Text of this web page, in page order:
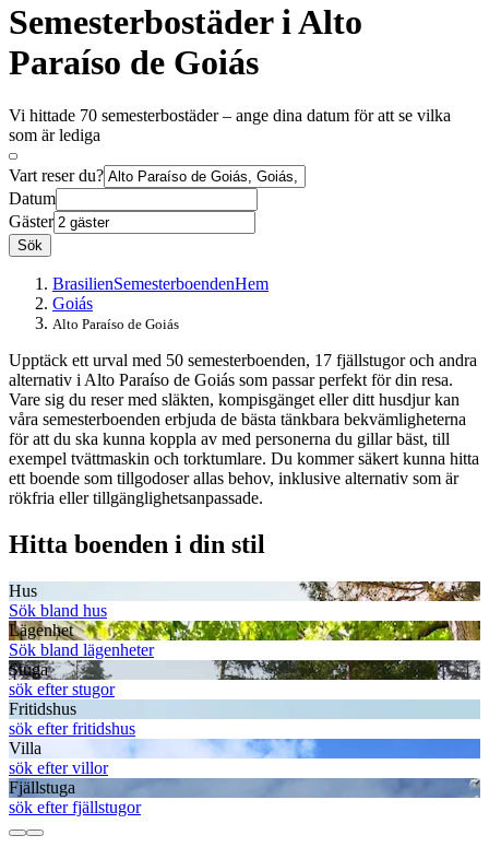
Semesterbostäder i Alto
Paraíso de Goiás
Vi hittade 70 semesterbostäder – ange dina datum för att se vilka
som är lediga
Vart reser du?
Datum
Gäster
Sök
BrasilienSemesterboendenHem
Goiás
Alto Paraíso de Goiás
Upptäck ett urval med 50 semesterboenden, 17 fjällstugor och andra
alternativ i Alto Paraíso de Goiás som passar perfekt för din resa.
Vare sig du reser med släkten, kompisgänget eller ditt husdjur kan
våra semesterboenden erbjuda de bästa tänkbara bekvämligheterna
för att du ska kunna koppla av med personerna du gillar bäst, till
exempel tvättmaskin och torktumlare. Du kommer säkert kunna hitta
ett boende som tillgodoser allas behov, inklusive alternativ som är
rökfria eller tillgänglighetsanpassade.
Hitta boenden i din stil
Hus
Sök bland hus
Lägenhet
Sök bland lägenheter
Stuga
sök efter stugor
Fritidshus
sök efter fritidshus
Villa
sök efter villor
Fjällstuga
sök efter fjällstugor